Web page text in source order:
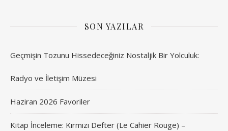
SON YAZILAR
Geçmişin Tozunu Hissedeceğiniz Nostaljik Bir Yolculuk:
Radyo ve İletişim Müzesi
Haziran 2026 Favoriler
Kitap İnceleme: Kırmızı Defter (Le Cahier Rouge) –